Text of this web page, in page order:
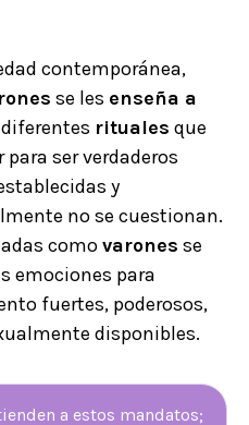
contemporánea,
se les enseña a
rituales que
ser verdaderos
y
no se cuestionan.
comovarones se
emociones para
fuertes, poderosos,
disponibles.
a estos mandatos;